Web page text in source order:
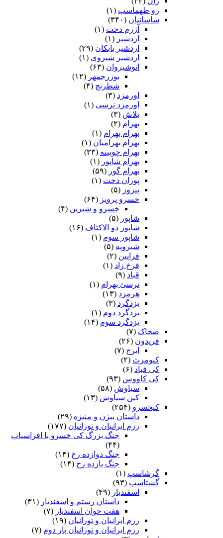
زو طهماسپ‏ (۱)
ساسانیان (۳۴۰)
آزرم دخت (۱)
اردشیر (۱)
اردشیر بابکان (۲۹)
اردشیر شیروی (۱)
انوشیروان (۶۳)
بوزرجمهر (۱۲)
شطرنج (۴)
اورمزد (۳)
اورمزد نرسى‏ (۱)
بلاش (۳)
بهرام (۲)
بهرام بهرام (۱)
بهرام بهرامیان‏ (۱)
بهرام چوبینه (۳۳)
بهرام شاپور (۱)
بهرام گور (۵۹)
پوران دخت (۱)
پیروز (۵)
خسرو پرویز (۶۴)
خسرو و شیرین (۴)
شاپور (۵)
شاپور ذو الاکتاف (۱۶)
شاپور سوم‏ (۱)
شیرویه (۵)
فرایین (۲)
فرخ زاد (۱)
قباد (۹)
نرسئ بهرام‏ (۱)
هرمزد (۱۳)
یزدگرد (۳)
یزدگرد دوم (۱)
یزدگرد سوم (۱۴)
ضحاک (۷)
فریدون (۲۶)
ایرج (۷)
کیومرث (۲)
کی قباد (۶)
کی کاووس (۹۳)
سیاوش (۵۸)
کین سیاوش (۱۳)
کیخسرو (۲۵۴)
داستان بیژن و منیژه (۲۹)
رزم ایرانیان و تورانیان (۱۷۷)
جنگ بزرگ کی خسرو با افراسیاب
(۴۴)
جنگ دوازده رخ (۱۴)
جنگ یازده رخ (۱۴)
گرشاسپ (۱)
گشتاسب (۹۳)
اسفندیار (۴۹)
داستان رستم و اسفندیار (۳۱)
هفت خوان اسفندیار (۷)
رزم ایرانیان و تورانیان (۱۹)
رزم ایرانیان و تورانیان بار دوم (۷)